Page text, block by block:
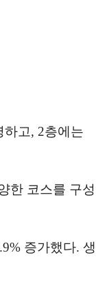
고, 2층에는
한 코스를 구성
증가했다. 생